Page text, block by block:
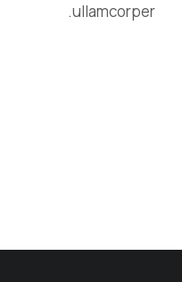
ullamcorper.